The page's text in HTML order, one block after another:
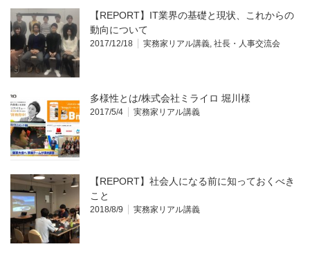
【REPORT】IT業界の基礎と現状、これからの
動向について
2017/12/18 実務家リアル講義, 社長・人事交流会
多様性とは/株式会社ミライロ 堀川様
2017/5/4 実務家リアル講義
【REPORT】社会人になる前に知っておくべき
こと
2018/8/9 実務家リアル講義